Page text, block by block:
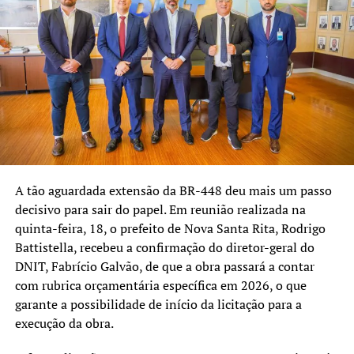
chegam em boa hora,
fortalecendo duas áreas
essenciais: a cultura, que
une e inspira a comunidade,
e a saúde, que é prioridade
para o nosso governo.”
O secretário de Cultura e Turismo, Vagner Silva, também
destacou a importância da emenda destinada por Zé
Nunes:
“O ‘Domingo no Parque’ é
um projeto que nasceu para
aproximar as pessoas,
A tão aguardada extensão da BR-448 deu mais um passo
decisivo para sair do papel. Em reunião realizada na
quinta-feira, 18, o prefeito de Nova Santa Rita, Rodrigo
Battistella, recebeu a confirmação do diretor-geral do
DNIT, Fabrício Galvão, de que a obra passará a contar
com rubrica orçamentária específica em 2026, o que
garante a possibilidade de início da licitação para a
execução da obra.